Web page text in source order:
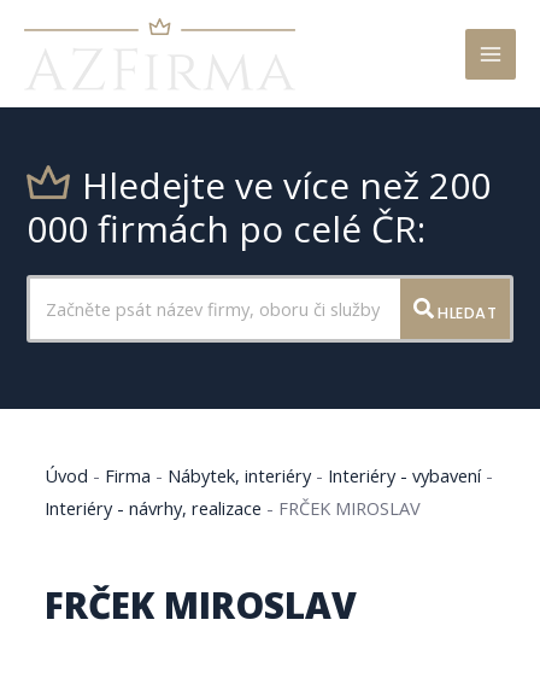
Hledejte ve více než 200
000 firmách po celé ČR:
HLEDAT
Úvod - Firma - Nábytek, interiéry- Interiéry - vybavení-
Interiéry - návrhy, realizace - FRČEK MIROSLAV
FRČEK MIROSLAV